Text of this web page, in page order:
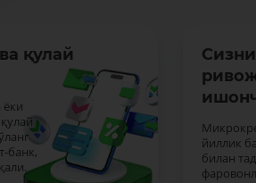
қулай
ёки
банк,
йиллик
билан